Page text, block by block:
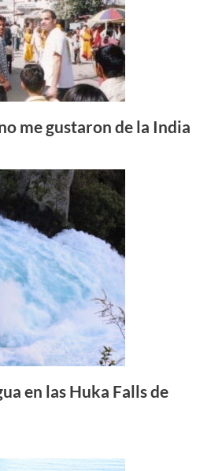
me gustaron de la India
en las Huka Falls de